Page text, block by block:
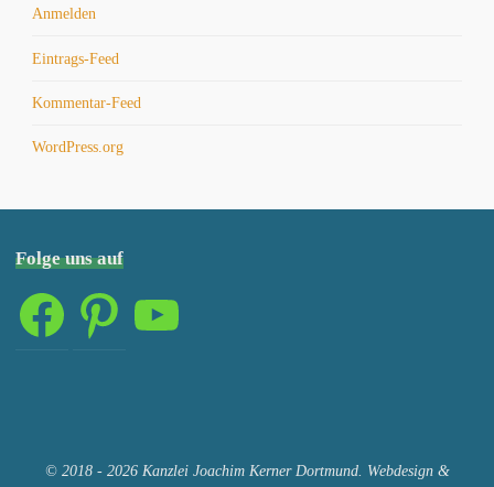
Anmelden
Eintrags-Feed
Kommentar-Feed
WordPress.org
Folge uns auf
Facebook Pinterest
© 2018 - 2026 Kanzlei Joachim Kerner Dortmund. Webdesign &